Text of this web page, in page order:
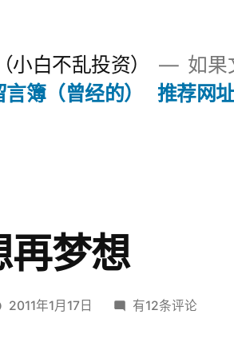
小白不乱投资）
如果
言簿（曾经的） 推荐网
再梦想
2011年1月17日
先
有12条评论